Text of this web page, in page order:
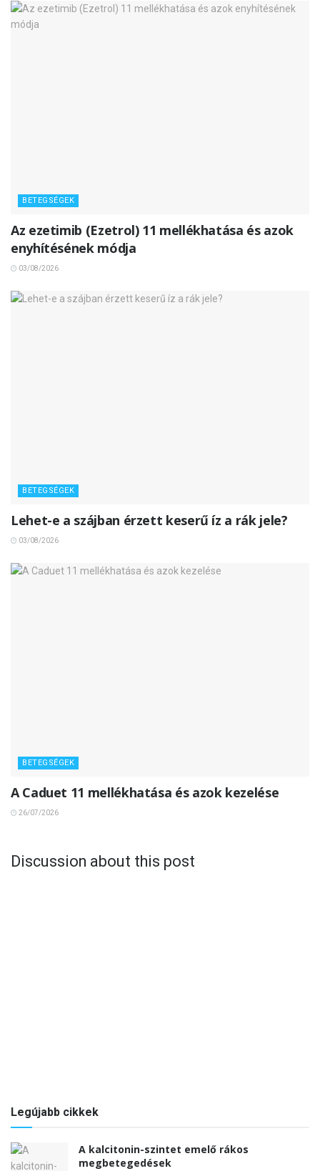
BETEGSÉGEK
Az ezetimib (Ezetrol) 11 mellékhatása és azok
enyhítésének módja
03/08/2026
BETEGSÉGEK
Lehet-e a szájban érzett keserű íz a rák jele?
03/08/2026
BETEGSÉGEK
A Caduet 11 mellékhatása és azok kezelése
26/07/2026
Discussion about this post
Legújabb cikkek
A kalcitonin-szintet emelő rákos
megbetegedések